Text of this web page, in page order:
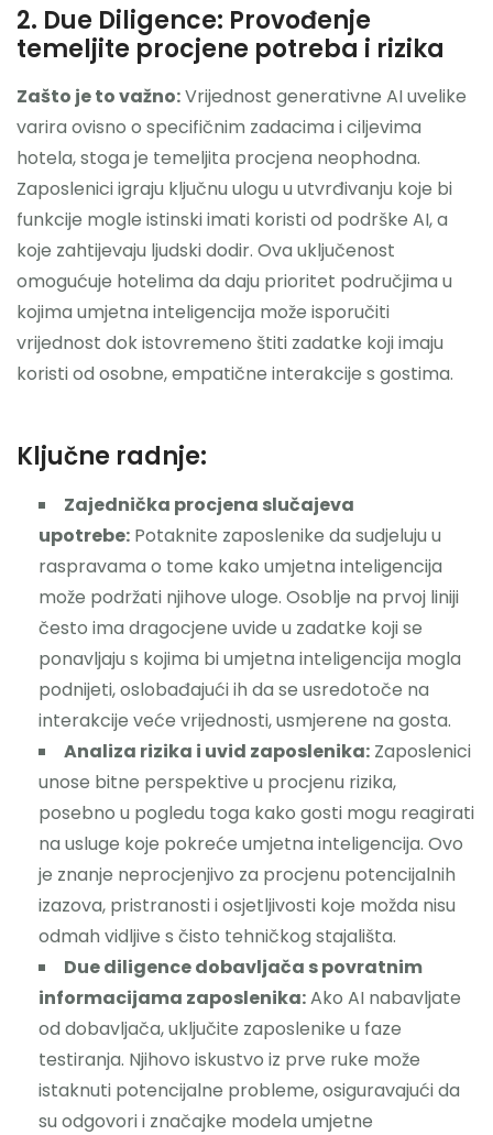
2. Due Diligence: Provođenje
temeljite procjene potreba i rizika
Zašto je to važno:Vrijednost generativne AI uvelike
varira ovisno o specifičnim zadacima i ciljevima
hotela, stoga je temeljita procjena neophodna.
Zaposlenici igraju ključnu ulogu u utvrđivanju koje bi
funkcije mogle istinski imati koristi od podrške AI, a
koje zahtijevaju ljudski dodir. Ova uključenost
omogućuje hotelima da daju prioritet područjima u
kojima umjetna inteligencija može isporučiti
vrijednost dok istovremeno štiti zadatke koji imaju
koristi od osobne, empatične interakcije s gostima.
Ključne radnje:
Zajednička procjena slučajeva
upotrebe: Potaknite zaposlenike da sudjeluju u
raspravama o tome kako umjetna inteligencija
može podržati njihove uloge. Osoblje na prvoj liniji
često ima dragocjene uvide u zadatke koji se
ponavljaju s kojima bi umjetna inteligencija mogla
podnijeti, oslobađajući ih da se usredotoče na
interakcije veće vrijednosti, usmjerene na gosta.
Analiza rizika i uvid zaposlenika: Zaposlenici
unose bitne perspektive u procjenu rizika,
posebno u pogledu toga kako gosti mogu reagirati
na usluge koje pokreće umjetna inteligencija. Ovo
je znanje neprocjenjivo za procjenu potencijalnih
izazova, pristranosti i osjetljivosti koje možda nisu
odmah vidljive s čisto tehničkog stajališta.
Due diligence dobavljača s povratnim
informacijama zaposlenika:Ako AI nabavljate
od dobavljača, uključite zaposlenike u faze
testiranja. Njihovo iskustvo iz prve ruke može
istaknuti potencijalne probleme, osiguravajući da
su odgovori i značajke modela umjetne